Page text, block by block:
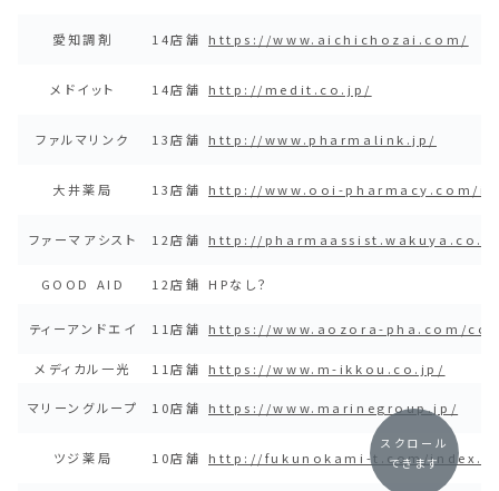
愛知調剤 14店舗 https://www.aichichozai.com/
メドイット 14店舗 http://medit.co.jp/
ファルマリンク 13店舗 http://www.pharmalink.jp/
大井薬局 13店舗 http://www.ooi-pharmacy.com/
ファーマアシスト 12店舗 http://
GOOD AID 12店鋪 HPなし？
ティーアンドエイ 11店舗 https://www.aozora-pha.com/
メディカル一光 11店舗 https://www.m-ikkou.co.jp/
マリーングループ 10店舗 https://www.marinegroup.jp/
ツジ薬局 10店舗 http://fukunokami-t.com/
スクロール
できます